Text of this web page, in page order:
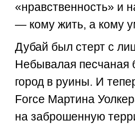
«нравственность» и
— кому жить, а кому
Дубай был стерт с
Небывалая песчаная
город в руины. И
Force Мартина
на заброшенную